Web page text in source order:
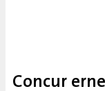
Concur